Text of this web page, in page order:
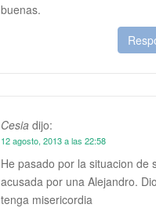
buenas.
Cesia dijo:
12 agosto, 2013 a las 22:58
He pasado por la situacion de
acusada por una Alejandro.
tenga misericordia